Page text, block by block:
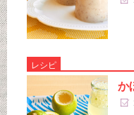
レシピ
か